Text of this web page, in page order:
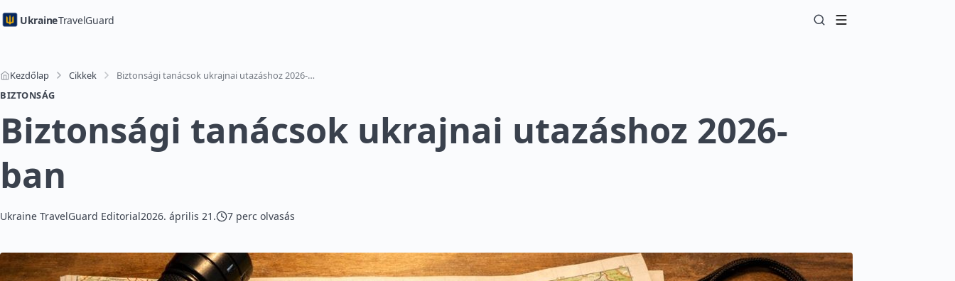
UkraineTravelGuard
Kezdőlap Cikkek
Biztonsági tanácsok ukrajnai utazáshoz 2026-ban
BIZTONSÁG
Biztonsági tanácsok ukrajnai utazáshoz 2026-
ban
Ukraine TravelGuard Editorial2026. április 21. 7 perc olvasás